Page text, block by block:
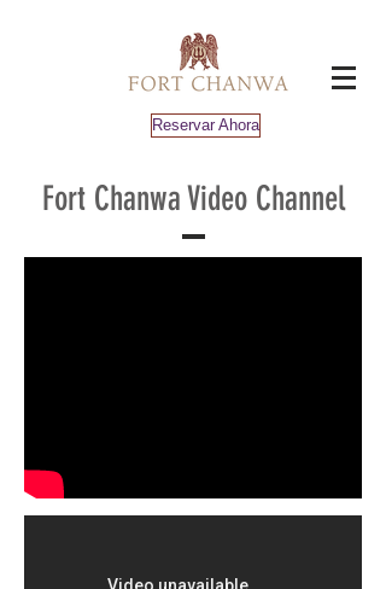
Reservar Ahora
Fort Chanwa Video Channel